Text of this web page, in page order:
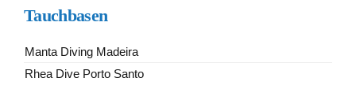
Tauchbasen
Manta Diving Madeira
Rhea Dive Porto Santo